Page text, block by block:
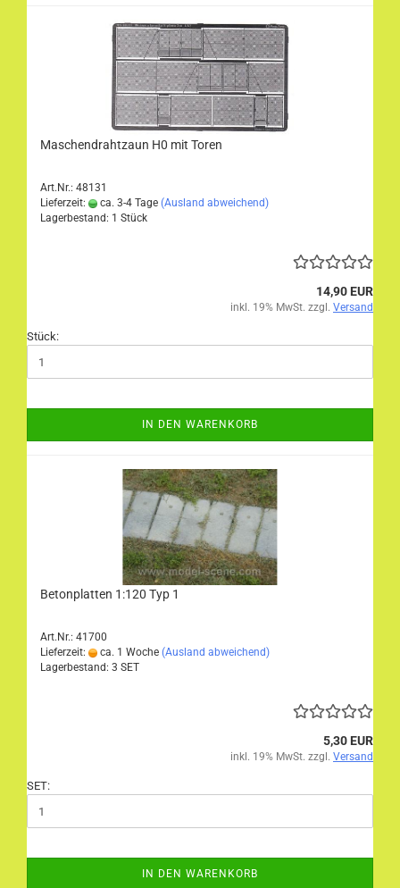
Maschendrahtzaun H0 mit Toren
Art.Nr.: 48131
Lieferzeit:
ca. 3-4 Tage (Ausland abweichend)
Lagerbestand: 1 Stück
14,90 EUR
inkl. 19% MwSt. zzgl. Versand
Stück:
IN DEN WARENKORB
Betonplatten 1:120 Typ 1
Art.Nr.: 41700
Lieferzeit:
ca. 1 Woche (Ausland abweichend)
Lagerbestand: 3 SET
5,30 EUR
inkl. 19% MwSt. zzgl. Versand
SET:
IN DEN WARENKORB